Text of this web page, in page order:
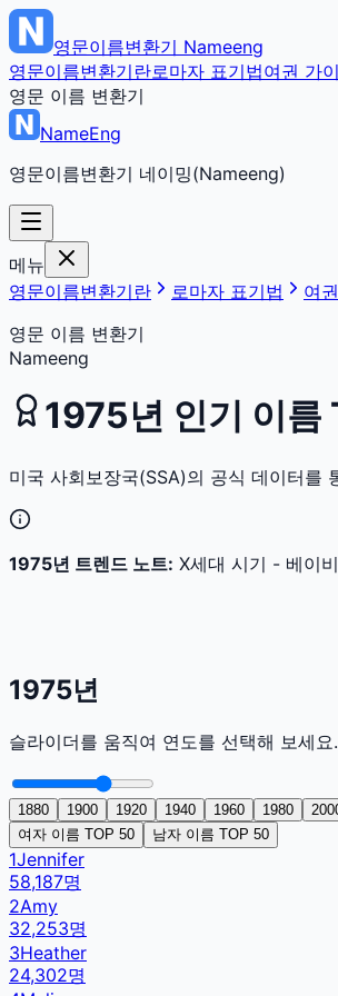
영문이름변환기 Nameeng
영문이름변환기란로마자 표기법여권 가
영문 이름 변환기
NameEng
영문이름변환기 네이밍(Nameeng)
메뉴
영문이름변환기란
로마자 표기법 여
영문 이름 변환기
Nameeng
1975년 인기 이
미국 사회보장국(SSA)의 공식 데이터를
1975년 트렌드 노트: X세대 시기 - 베이
1975년
슬라이더를 움직여 연도를 선택해 보세요.
1880 1900 1920 1940 1960 1980
여자 이름 TOP 50
남자 이름 TOP 50
1Jennifer
58,187명
2Amy
32,253명
3Heather
24,302명